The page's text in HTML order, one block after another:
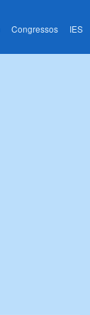
Congressos IES